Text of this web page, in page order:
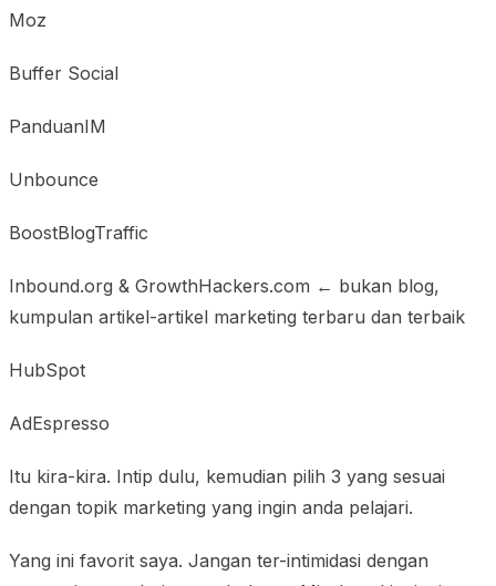
Moz
Buffer Social
PanduanIM
Unbounce
BoostBlogTraffic
Inbound.org & GrowthHackers.com ← bukan blog,
kumpulan artikel-artikel marketing terbaru dan terbaik
HubSpot
AdEspresso
Itu kira-kira. Intip dulu, kemudian pilih 3 yang sesuai
dengan topik marketing yang ingin anda pelajari.
Yang ini favorit saya. Jangan ter-intimidasi dengan